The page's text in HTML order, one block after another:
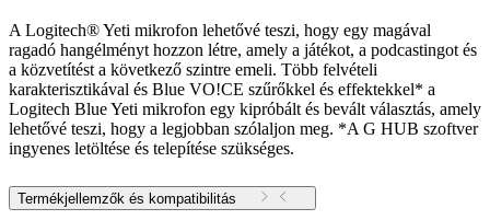
A Logitech® Yeti mikrofon lehetővé teszi, hogy egy magával
ragadó hangélményt hozzon létre, amely a játékot, a podcastingot és
a közvetítést a következő szintre emeli. Több felvételi
karakterisztikával és Blue VO!CE szűrőkkel és effektekkel* a
Logitech Blue Yeti mikrofon egy kipróbált és bevált választás, amely
lehetővé teszi, hogy a legjobban szólaljon meg. *A G HUB szoftver
ingyenes letöltése és telepítése szükséges.
Termékjellemzők és kompatibilitás